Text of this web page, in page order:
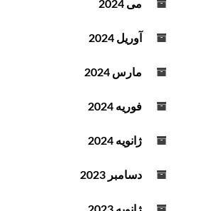
می 2024
آوریل 2024
مارس 2024
فوریه 2024
ژانویه 2024
دسامبر 2023